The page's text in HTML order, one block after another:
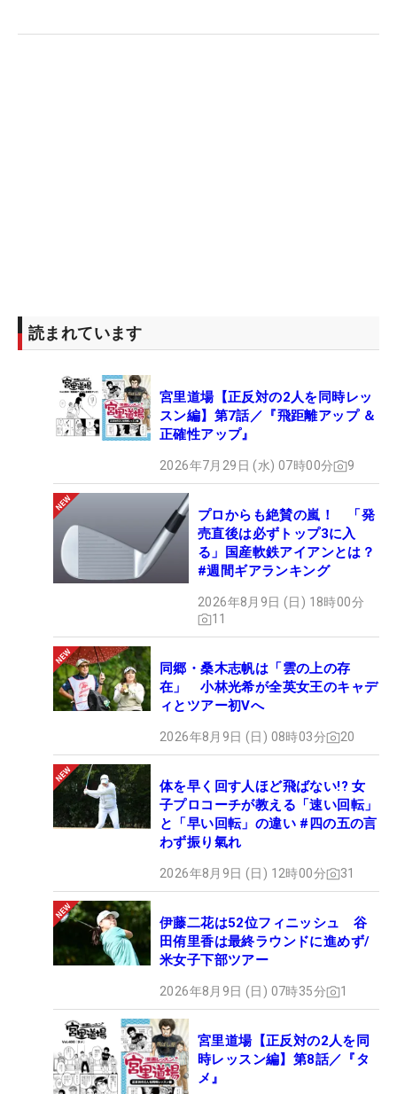
読まれています
宮里道場【正反対の2人を同時レッ
スン編】第7話／『飛距離アップ ＆
正確性アップ』
2026年7月29日 (水) 07時00分 9
プロからも絶賛の嵐！ 「発
売直後は必ずトップ3に入
る」国産軟鉄アイアンとは？
#週間ギアランキング
2026年8月9日 (日) 18時00分
11
同郷・桑木志帆は「雲の上の存
在」 小林光希が全英女王のキャデ
ィとツアー初Vへ
2026年8月9日 (日) 08時03分 20
体を早く回す人ほど飛ばない!? 女
子プロコーチが教える「速い回転」
と「早い回転」の違い #四の五の言
わず振り氣れ
2026年8月9日 (日) 12時00分 31
伊藤二花は52位フィニッシュ 谷
田侑里香は最終ラウンドに進めず/
米女子下部ツアー
2026年8月9日 (日) 07時35分 1
宮里道場【正反対の2人を同
時レッスン編】第8話／『タ
メ』